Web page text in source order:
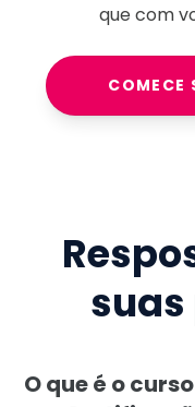
que com
COMECE
O que é o